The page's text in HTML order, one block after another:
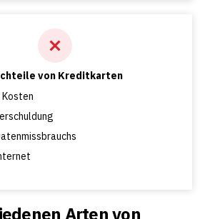
von Kreditkarten
Arten von